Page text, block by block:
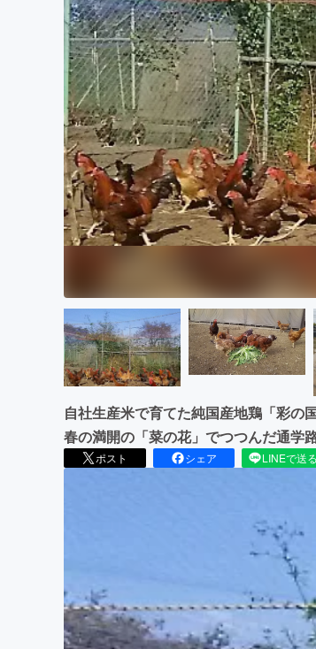
ビジネス・起業
まちづくり・地域活性化
自社生産米で育てた純国産地鶏「彩の
春の満開の「菜の花」でつつんだ通学
ポスト シェア LINEで送る